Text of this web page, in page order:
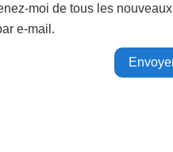
moi de tous les nouveaux
e-mail.